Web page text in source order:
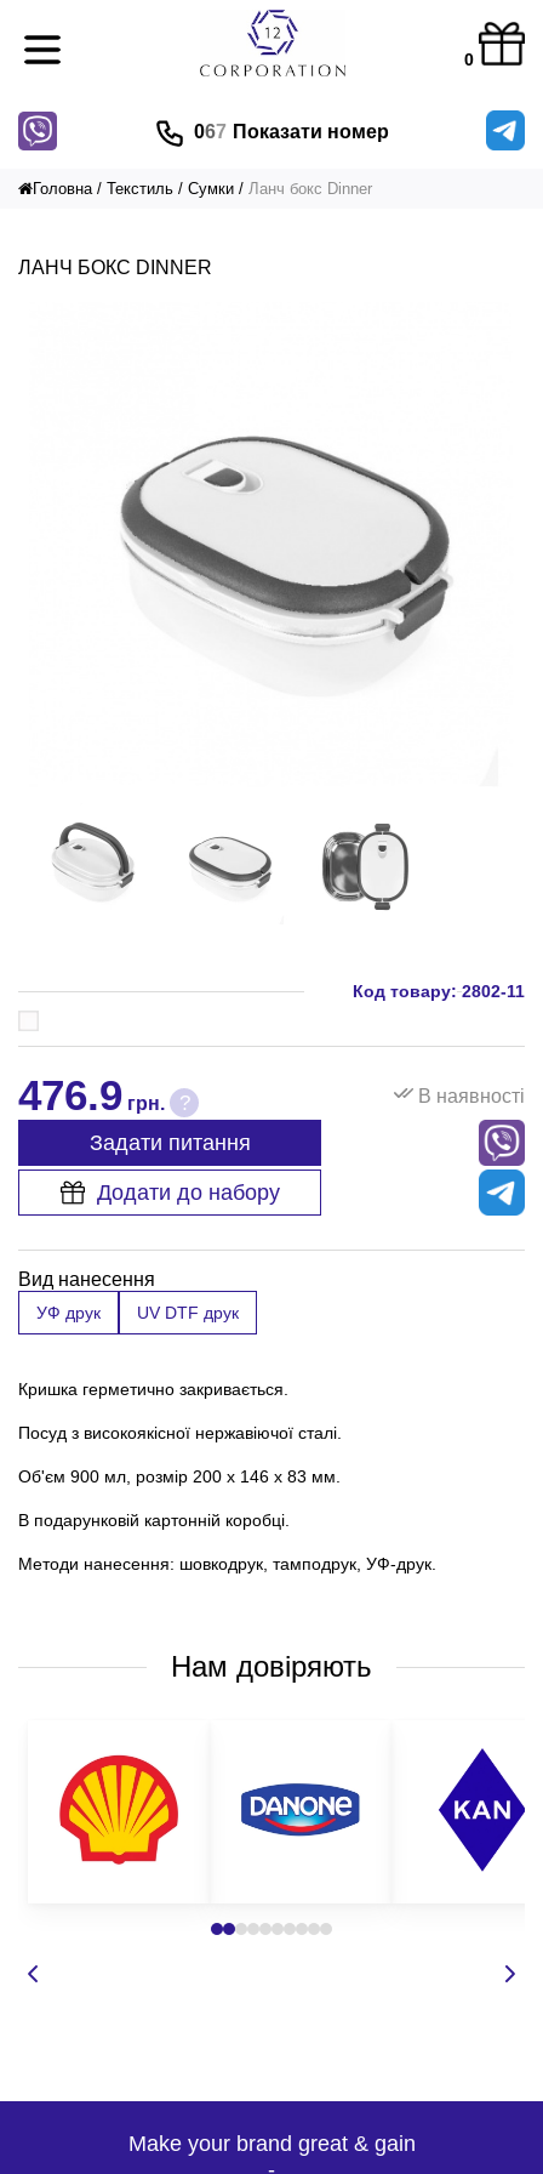
0
067 Показати номер
Головна Текстиль Сумки Ланч бокс Dinner
ЛАНЧ БОКС DINNER
Код товару: 2802-11
476.9 грн. ? В наявності
Задати питання
Додати до набору
Вид нанесення
УФ друк UV DTF друк
Кришка герметично закривається.
Посуд з високоякісної нержавіючої сталі.
Об'єм 900 мл, розмір 200 х 146 х 83 мм.
В подарунковій картонній коробці.
Методи нанесення: шовкодрук, тамподрук, УФ-друк.
Нам довіряють
Make your brand great & gain